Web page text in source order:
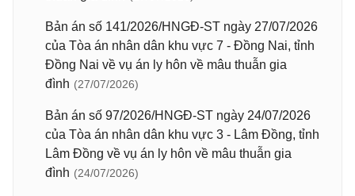
Bản án số 141/2026/HNGĐ-ST ngày 27/07/2026
của Tòa án nhân dân khu vực 7 - Đồng Nai, tỉnh
Đồng Nai về vụ án ly hôn về mâu thuẫn gia
đình (27/07/2026)
Bản án số 97/2026/HNGĐ-ST ngày 24/07/2026
của Tòa án nhân dân khu vực 3 - Lâm Đồng, tỉnh
Lâm Đồng về vụ án ly hôn về mâu thuẫn gia
đình (24/07/2026)